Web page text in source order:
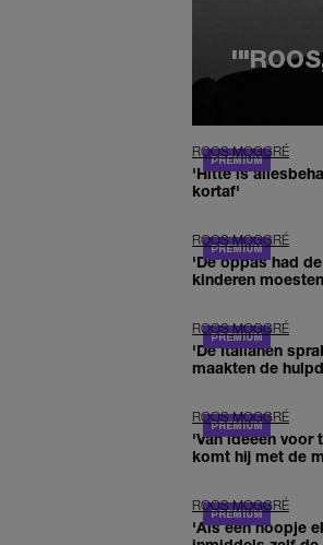
ROOS MOGGRÉ
'Hitte is
kortaf'
ROOS MOGGRÉ
'De oppas had
kinderen
ROOS MOGGRÉ
'De Italianen
maakten de
ROOS MOGGRÉ
'Van ideeën voor
komt hij met de
ROOS MOGGRÉ
'Als een hoopje